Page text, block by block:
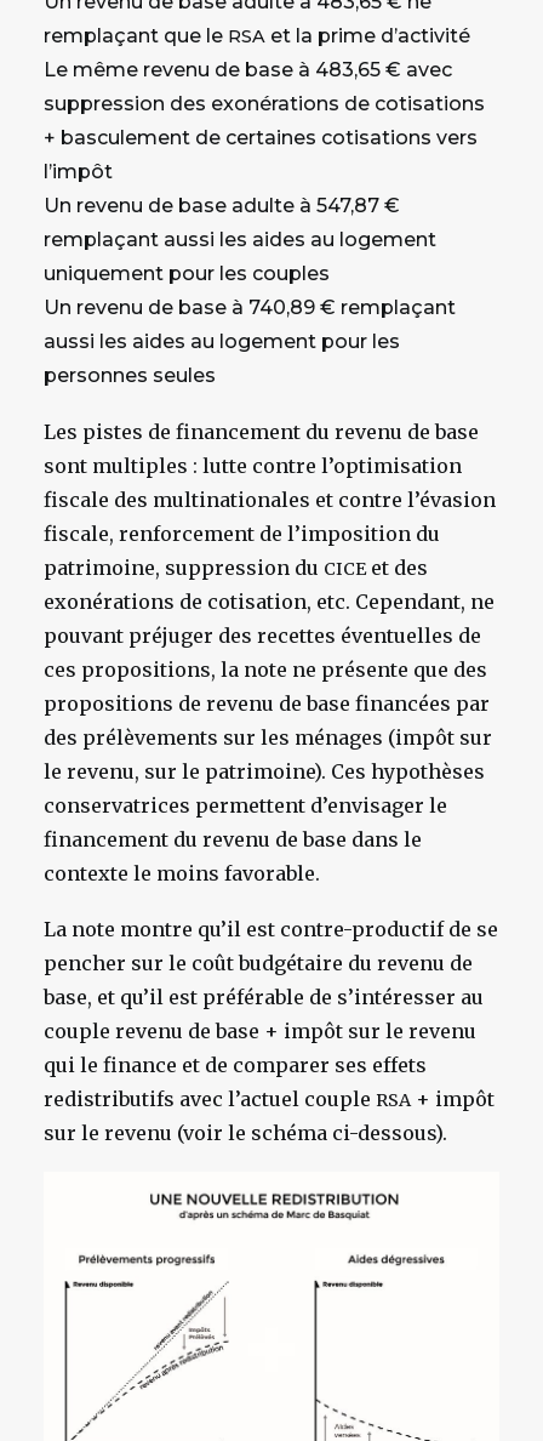
remplaçant que le RSA et la prime d’activité
Le même revenu de base à 483,65 € avec
suppression des exonérations de cotisations
+ basculement de certaines cotisations vers
l’impôt
Un revenu de base adulte à 547,87 €
remplaçant aussi les aides au logement
uniquement pour les couples
Un revenu de base à 740,89 € remplaçant
aussi les aides au logement pour les
personnes seules
Les pistes de financement du revenu de base
sont multiples : lutte contre l’optimisation
fiscale des multinationales et contre l’évasion
fiscale, renforcement de l’imposition du
patrimoine, suppression du CICEet des
exonérations de cotisation, etc. Cependant, ne
pouvant préjuger des recettes éventuelles de
ces propositions, la note ne présente que des
propositions de revenu de base financées par
des prélèvements sur les ménages (impôt sur
le revenu, sur le patrimoine). Ces hypothèses
conservatrices permettent d’envisager le
financement du revenu de base dans le
contexte le moins favorable.
La note montre qu’il est contre-productif de se
pencher sur le coût budgétaire du revenu de
base, et qu’il est préférable de s’intéresser au
couple revenu de base + impôt sur le revenu
qui le finance et de comparer ses effets
redistributifs avec l’actuel couple RSA+ impôt
sur le revenu (voir le schéma ci-dessous).